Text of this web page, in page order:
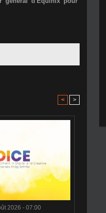
< >
2026 - 07:00